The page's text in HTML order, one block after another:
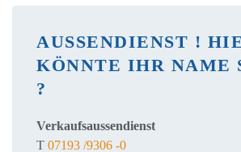
AUSSENDIENST !
ÖNNTE IHR NAME
Verkaufsaussendienst
T 07193 /9306 -0